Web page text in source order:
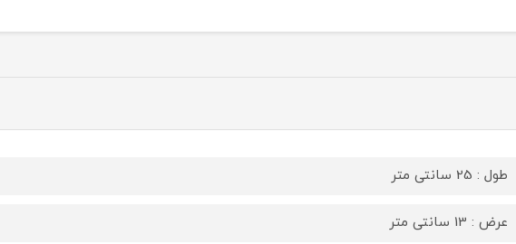
طول : 25 سانتی متر
عرض : 13 سانتی متر